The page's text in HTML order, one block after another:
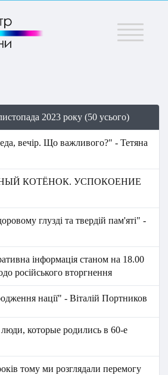
Меню
2023 року (50 усього)
вечір. Що важливого?" - Тетяна
КОТЁНОК. УСПОКОЕНИЕ
глузді та твердій пам'яті" -
інформація станом на 18.00
російського вторгнення
нації" - Віталій Портников
люди, которые родились в 60-е
тому ми розглядали перемогу